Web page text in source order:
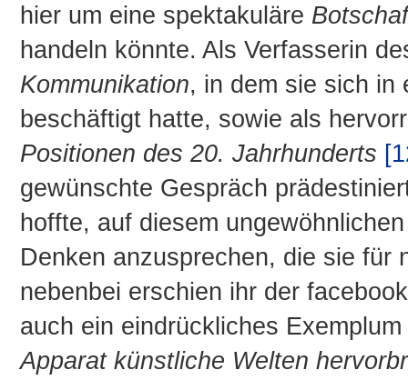
hier um eine spektakuläre
handeln könnte. Als Verfasserin
Kommunikation, in dem sie sich in
beschäftigt hatte, sowie als
Positionen des 20. Jahrhunderts
gewünschte Gespräch
hoffte, auf diesem
Denken anzusprechen, die sie für
nebenbei erschien ihr der
auch ein eindrückliches
Apparat künstliche Welten